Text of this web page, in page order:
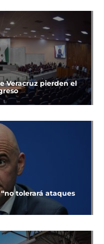
Veracruz pierden el
tolerará ataques